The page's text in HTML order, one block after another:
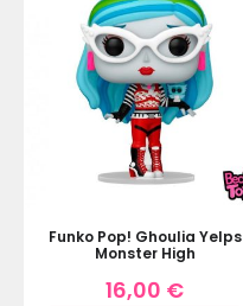
Funko Pop! Ghoulia Yelps
Monster High
16,00 €